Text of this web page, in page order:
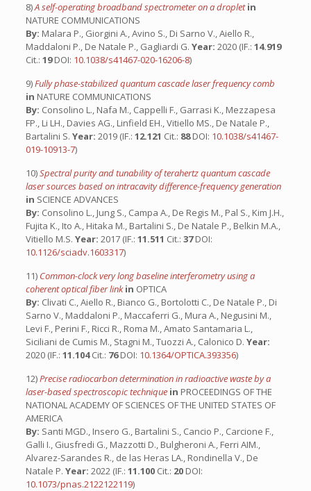
8)A self-operating broadband spectrometer on a dropletin
NATURE COMMUNICATIONS
By: Malara P., Giorgini A., Avino S., Di Sarno V., Aiello R.,
Maddaloni P., De Natale P., Gagliardi G. Year: 2020 (IF.: 14.919
Cit.: 19DOI: 10.1038/s41467-020-16206-8)
9)Fully phase-stabilized quantum cascade laser frequency comb
in NATURE COMMUNICATIONS
By: Consolino L., Nafa M., Cappelli F., Garrasi K., Mezzapesa
FP., Li LH., Davies AG., Linfield EH., Vitiello MS., De Natale P.,
Bartalini S. Year: 2019 (IF.: 12.121 Cit.: 88DOI: 10.1038/s41467-
019-10913-7)
10)Spectral purity and tunability of terahertz quantum cascade
laser sources based on intracavity difference-frequency generation
in SCIENCE ADVANCES
By: Consolino L., Jung S., Campa A., De Regis M., Pal S., Kim J.H.,
Fujita K., Ito A., Hitaka M., Bartalini S., De Natale P., Belkin M.A.,
Vitiello M.S. Year: 2017 (IF.: 11.511 Cit.: 37DOI:
10.1126/sciadv.1603317)
11) Common-clock very long baseline interferometry using a
coherent optical fiber linkin OPTICA
By: Clivati C., Aiello R., Bianco G., Bortolotti C., De Natale P., Di
Sarno V., Maddaloni P., Maccaferri G., Mura A., Negusini M.,
Levi F., Perini F., Ricci R., Roma M., Amato Santamaria L.,
Siciliani de Cumis M., Stagni M., Tuozzi A., Calonico D. Year:
2020 (IF.: 11.104Cit.: 76DOI: 10.1364/OPTICA.393356)
12)Precise radiocarbon determination in radioactive waste by a
laser-based spectroscopic technique in PROCEEDINGS OF THE
NATIONAL ACADEMY OF SCIENCES OF THE UNITED STATES OF
AMERICA
By: Santi MGD., Insero G., Bartalini S., Cancio P., Carcione F.,
Galli I., Giusfredi G., Mazzotti D., Bulgheroni A., Ferri AIM.,
Alvarez-Sarandes R., de las Heras LA., Rondinella V., De
Natale P. Year: 2022 (IF.: 11.100 Cit.: 20 DOI:
10.1073/pnas.2122122119)